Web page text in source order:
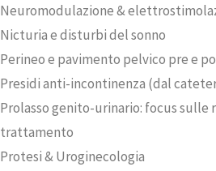
Neuromodulazione &
Nicturia e disturbi del sonno
Perineo e pavimento pelvico pre e
Presidi anti-incontinenza (dal
Prolasso genito-urinario: focus
trattamento
Protesi & Uroginecologia